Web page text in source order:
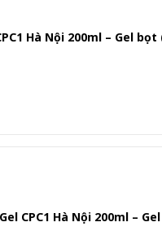
Hà Nội 200ml – Gel
CPC1 Hà Nội 200ml –